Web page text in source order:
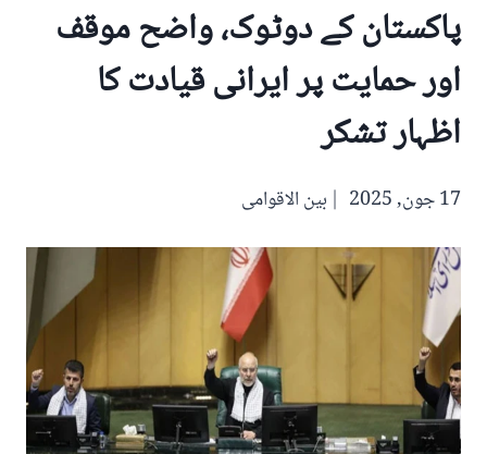
پاکستان کے دوٹوک، واضح موقف
اور حمایت پر ایرانی قیادت کا
اظہار تشکر
17 جون, 2025 بین الاقوامی